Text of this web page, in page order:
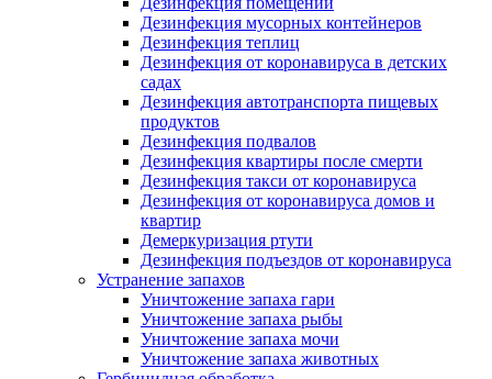
Дезинфекция мусорных контейнеров
Дезинфекция теплиц
Дезинфекция от коронавируса в детских
садах
Дезинфекция автотранспорта пищевых
продуктов
Дезинфекция подвалов
Дезинфекция квартиры после смерти
Дезинфекция такси от коронавируса
Дезинфекция от коронавируса домов и
квартир
Демеркуризация ртути
Дезинфекция подъездов от коронавируса
Устранение запахов
Уничтожение запаха гари
Уничтожение запаха рыбы
Уничтожение запаха мочи
Уничтожение запаха животных